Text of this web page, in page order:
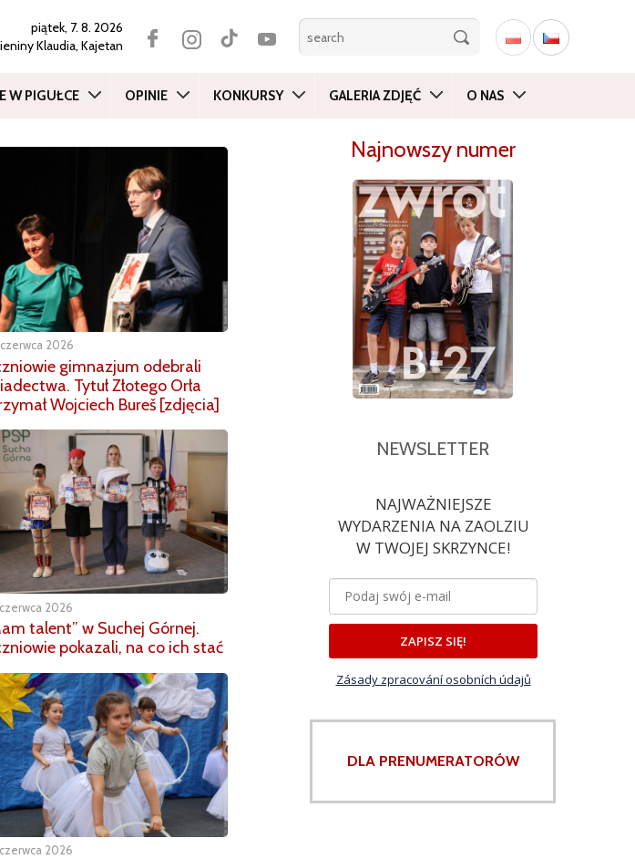
piątek, 7. 8. 2026
Klaudia, Kajetan
W PIGUŁCE OPINIE KONKURSY GALERIA ZDJĘĆ O NAS
2026
gimnazjum odebrali
Tytuł Złotego Orła
Wojciech Bureš [zdjęcia]
2026
talent” w Suchej Górnej.
pokazali, na co ich stać
2026
Najnowszy numer
NEWSLETTER
NAJWAŻNIEJSZE
WYDARZENIA NA ZAOLZIU
W TWOJEJ SKRZYNCE!
ZAPISZ SIĘ!
Zásady zpracování osobních údajů
DLA PRENUMERATORÓW